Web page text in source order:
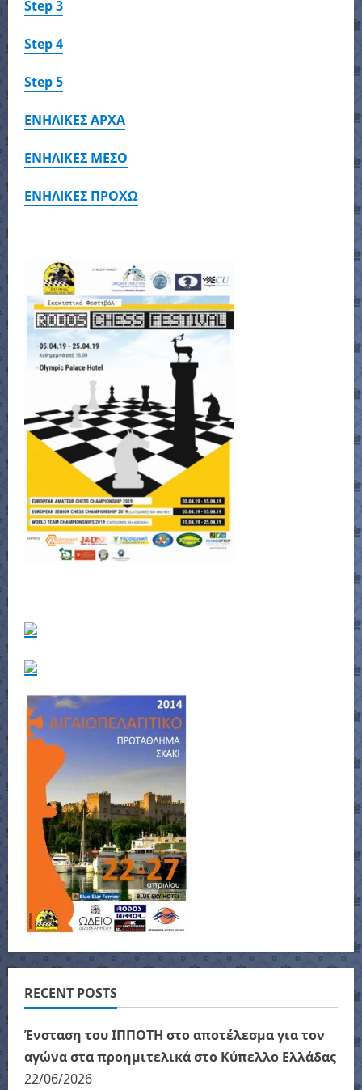
Step 3
Step 4
Step 5
ΕΝΗΛΙΚΕΣ ΑΡΧΑ
ΕΝΗΛΙΚΕΣ ΜΕΣΟ
ΕΝΗΛΙΚΕΣ ΠΡΟΧΩ
RECENT POSTS
Ένσταση του ΙΠΠΟΤΗ στο αποτέλεσμα για τον
αγώνα στα προημιτελικά στο Κύπελλο Ελλάδας
22/06/2026